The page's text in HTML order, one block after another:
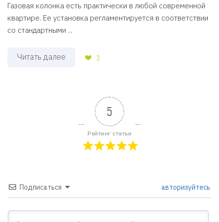
Газовая колонка есть практически в любой современной
квартире. Ее установка регламентируется в соответствии
со стандартными ...
Читать далее 3
5
Рейтинг статьи
Подписаться авторизуйтесь